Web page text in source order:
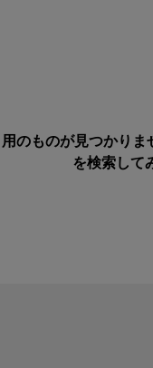
用のものが見つかり
を検索して